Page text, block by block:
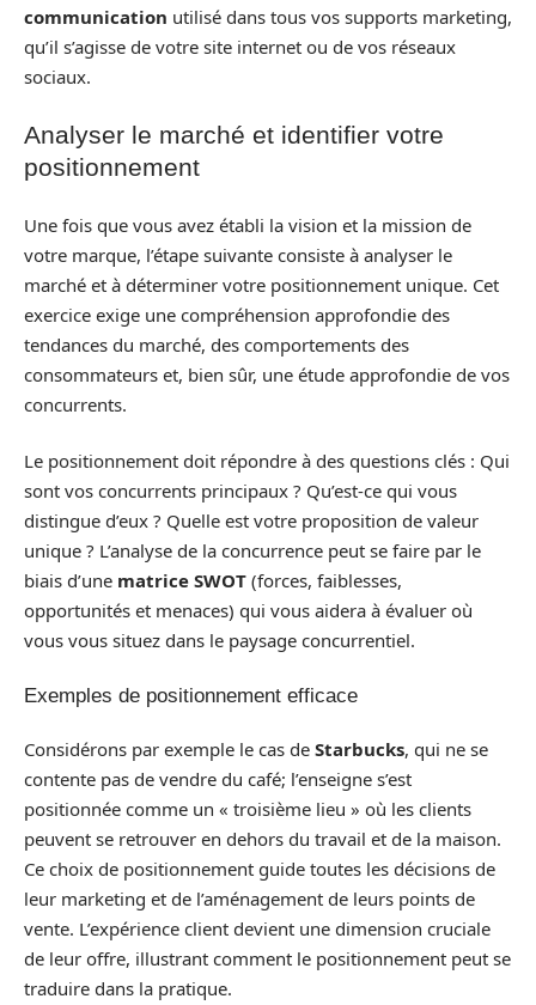
communication utilisé dans tous vos supports marketing,
qu’il s’agisse de votre site internet ou de vos réseaux
sociaux.
Analyser le marché et identifier votre
positionnement
Une fois que vous avez établi la vision et la mission de
votre marque, l’étape suivante consiste à analyser le
marché et à déterminer votre positionnement unique. Cet
exercice exige une compréhension approfondie des
tendances du marché, des comportements des
consommateurs et, bien sûr, une étude approfondie de vos
concurrents.
Le positionnement doit répondre à des questions clés : Qui
sont vos concurrents principaux ? Qu’est-ce qui vous
distingue d’eux ? Quelle est votre proposition de valeur
unique ? L’analyse de la concurrence peut se faire par le
biais d’une matrice SWOT (forces, faiblesses,
opportunités et menaces) qui vous aidera à évaluer où
vous vous situez dans le paysage concurrentiel.
Exemples de positionnement efficace
Considérons par exemple le cas de Starbucks, qui ne se
contente pas de vendre du café; l’enseigne s’est
positionnée comme un « troisième lieu » où les clients
peuvent se retrouver en dehors du travail et de la maison.
Ce choix de positionnement guide toutes les décisions de
leur marketing et de l’aménagement de leurs points de
vente. L’expérience client devient une dimension cruciale
de leur offre, illustrant comment le positionnement peut se
traduire dans la pratique.